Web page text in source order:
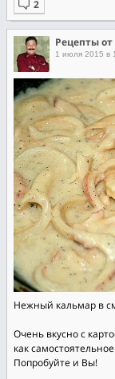
Рецепты
1 июля 2015 в
Нежный кальмар в
Очень вкусно с
как
Попробуйте и Вы!